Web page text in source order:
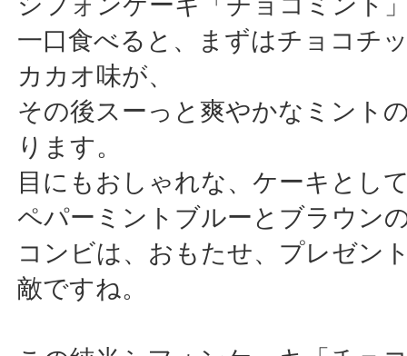
一口食べると、まずはチョコチ
カカオ味が、
その後スーっと爽やかなミント
ります。
目にもおしゃれな、ケーキとし
ペパーミントブルーとブラウン
コンビは、おもたせ、プレゼン
敵ですね。